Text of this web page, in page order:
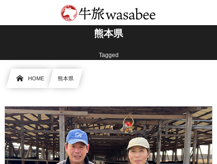
熊本県
Tagged
HOME 熊本県